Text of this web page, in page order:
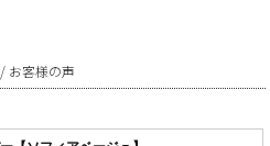
/ お客様の声